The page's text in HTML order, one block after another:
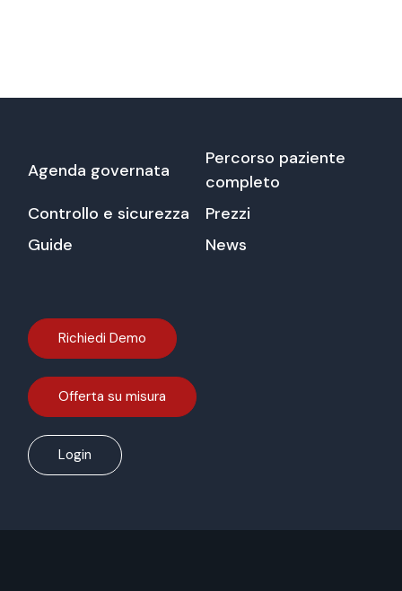
Agenda governata
Percorso paziente
completo
Controllo e sicurezza
Prezzi
Guide
News
Richiedi Demo
Offerta su misura
Login